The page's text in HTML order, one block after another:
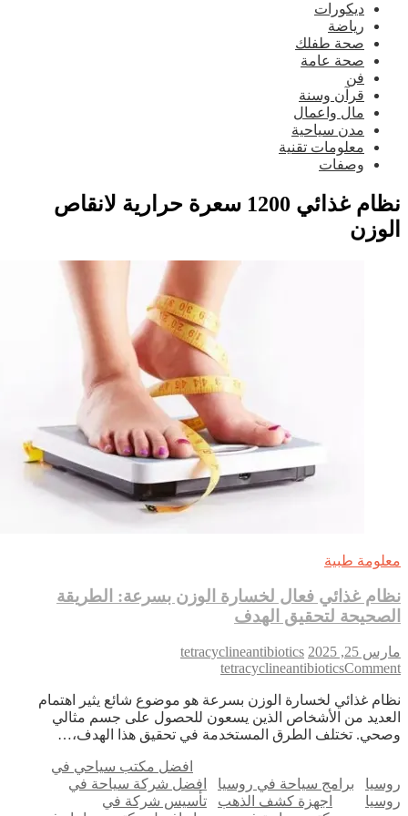
ديكورات
رياضة
صحة طفلك
صحة عامة
فن
قرآن وسنة
مال واعمال
مدن سياحية
معلومات تقنية
وصفات
نظام غذائي 1200 سعرة حرارية لانقاص
طبية
غذائي فعال لخسارة الوزن بسرعة: الطريقة
لتحقيق الهدف
25, 2025
tetracyclineantibiotics
tetracyclineantibiotics
on
غذائي
فعال
لخسارة
الطريقة
الصحيحة
غذائي لخسارة الوزن بسرعة هو موضوع شائع يثير اهتمام
من الأشخاص الذين يسعون للحصول على جسم مثالي
تختلف الطرق المستخدمة في تحقيق هذا الهدف،…
افضل مكتب سياحي في
برامج سياحة في روسيا
افضل شركة سياحة في
اجهزة كشف الذهب
تأسيس شركة في